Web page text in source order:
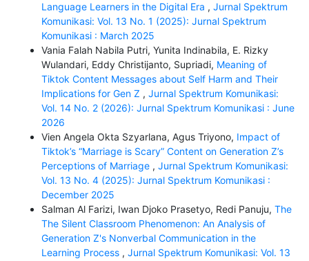
Language Learners in the Digital Era , Jurnal Spektrum
Komunikasi: Vol. 13 No. 1 (2025): Jurnal Spektrum
Komunikasi : March 2025
Vania Falah Nabila Putri, Yunita Indinabila, E. Rizky
Wulandari, Eddy Christijanto, Supriadi, Meaning of
Tiktok Content Messages about Self Harm and Their
Implications for Gen Z , Jurnal Spektrum Komunikasi:
Vol. 14 No. 2 (2026): Jurnal Spektrum Komunikasi : June
2026
Vien Angela Okta Szyarlana, Agus Triyono, Impact of
Tiktok’s “Marriage is Scary” Content on Generation Z’s
Perceptions of Marriage , Jurnal Spektrum Komunikasi:
Vol. 13 No. 4 (2025): Jurnal Spektrum Komunikasi :
December 2025
Salman Al Farizi, Iwan Djoko Prasetyo, Redi Panuju, The
The Silent Classroom Phenomenon: An Analysis of
Generation Z's Nonverbal Communication in the
Learning Process , Jurnal Spektrum Komunikasi: Vol. 13